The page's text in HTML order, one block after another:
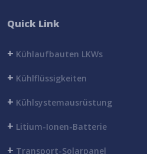
Quick Link
+ Kühlaufbauten LKWs
+ Kühlflüssigkeiten
+ Kühlsystemausrüstung
+ Litium-Ionen-Batterie
+ Transport-Solarpanel